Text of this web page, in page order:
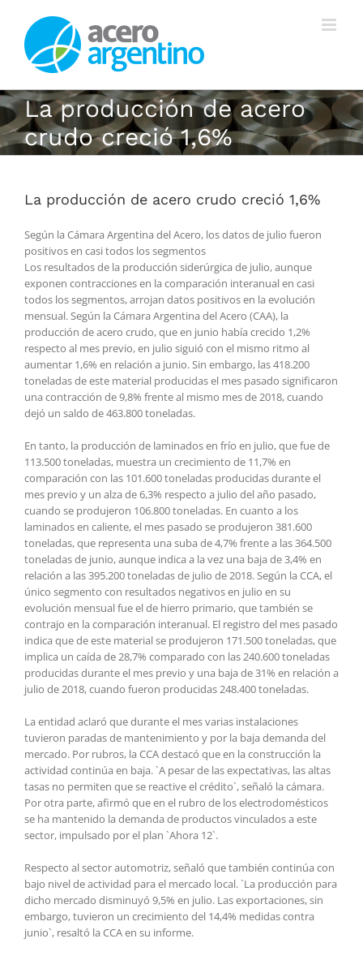
contenido
La producción de acero
crudo creció 1,6%
La producción de acero crudo creció 1,6%
Según la Cámara Argentina del Acero, los datos de julio fueron
positivos en casi todos los segmentos
Los resultados de la producción siderúrgica de julio, aunque
exponen contracciones en la comparación interanual en casi
todos los segmentos, arrojan datos positivos en la evolución
mensual. Según la Cámara Argentina del Acero (CAA), la
producción de acero crudo, que en junio había crecido 1,2%
respecto al mes previo, en julio siguió con el mismo ritmo al
aumentar 1,6% en relación a junio. Sin embargo, las 418.200
toneladas de este material producidas el mes pasado significaron
una contracción de 9,8% frente al mismo mes de 2018, cuando
dejó un saldo de 463.800 toneladas.
En tanto, la producción de laminados en frío en julio, que fue de
113.500 toneladas, muestra un crecimiento de 11,7% en
comparación con las 101.600 toneladas producidas durante el
mes previo y un alza de 6,3% respecto a julio del año pasado,
cuando se produjeron 106.800 toneladas. En cuanto a los
laminados en caliente, el mes pasado se produjeron 381.600
toneladas, que representa una suba de 4,7% frente a las 364.500
toneladas de junio, aunque indica a la vez una baja de 3,4% en
relación a las 395.200 toneladas de julio de 2018. Según la CCA, el
único segmento con resultados negativos en julio en su
evolución mensual fue el de hierro primario, que también se
contrajo en la comparación interanual. El registro del mes pasado
indica que de este material se produjeron 171.500 toneladas, que
implica un caída de 28,7% comparado con las 240.600 toneladas
producidas durante el mes previo y una baja de 31% en relación a
julio de 2018, cuando fueron producidas 248.400 toneladas.
La entidad aclaró que durante el mes varias instalaciones
tuvieron paradas de mantenimiento y por la baja demanda del
mercado. Por rubros, la CCA destacó que en la construcción la
actividad continúa en baja. `A pesar de las expectativas, las altas
tasas no permiten que se reactive el crédito`, señaló la cámara.
Por otra parte, afirmó que en el rubro de los electrodomésticos
se ha mantenido la demanda de productos vinculados a este
sector, impulsado por el plan `Ahora 12`.
Respecto al sector automotriz, señaló que también continúa con
bajo nivel de actividad para el mercado local. `La producción para
dicho mercado disminuyó 9,5% en julio. Las exportaciones, sin
embargo, tuvieron un crecimiento del 14,4% medidas contra
junio`, resaltó la CCA en su informe.